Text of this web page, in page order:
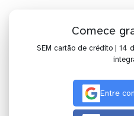
Comece
SEM cartão de crédito | 14
Entre